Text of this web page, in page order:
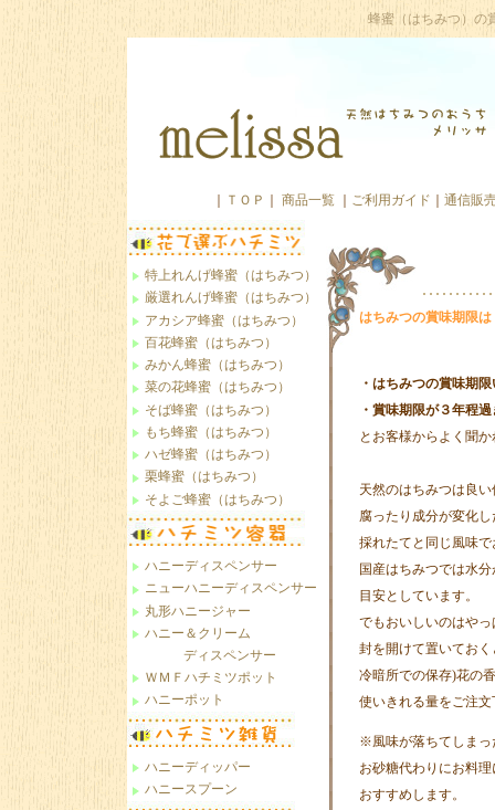
蜂蜜（はちみつ）の
ＴＯＰ 商品一覧 ご利用ガイド 通信販
特上れんげ蜂蜜（はちみつ）
厳選れんげ蜂蜜（はちみつ）
アカシア蜂蜜（はちみつ）
百花蜂蜜（はちみつ）
みかん蜂蜜（はちみつ）
菜の花蜂蜜（はちみつ）
そば蜂蜜（はちみつ）
もち蜂蜜（はちみつ）
ハゼ蜂蜜（はちみつ）
栗蜂蜜（はちみつ）
そよご蜂蜜（はちみつ）
ハニーディスペンサー
ニューハニーディスペンサー
丸形ハニージャー
ハニー＆クリーム
ディスペンサー
ＷＭＦハチミツポット
ハニーポット
ハニーディッパー
ハニースプーン
はちみつの賞味期限は
・はちみつの賞味期
・賞味期限が３年程
とお客様からよく聞
天然のはちみつは良
腐ったり成分が変化
採れたてと同じ風味
国産はちみつでは水
目安としています。
でもおいしいのはや
封を開けて置いてお
冷暗所での保存)花の
使いきれる量をご注文
※風味が落ちてしまっ
お砂糖代わりにお料
おすすめします。